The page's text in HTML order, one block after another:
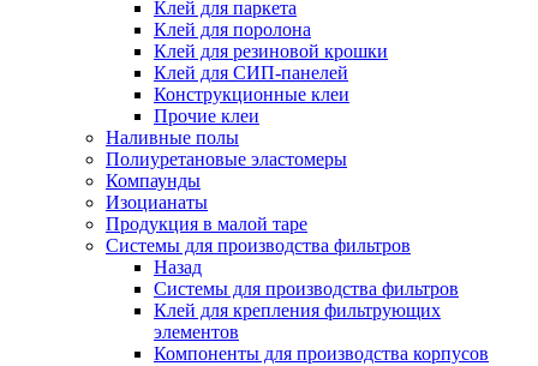
Клей для паркета
Клей для поролона
Клей для резиновой крошки
Клей для СИП-панелей
Конструкционные клеи
Прочие клеи
Наливные полы
Полиуретановые эластомеры
Компаунды
Изоцианаты
Продукция в малой таре
Системы для производства фильтров
Назад
Системы для производства фильтров
Клей для крепления фильтрующих
элементов
Компоненты для производства корпусов